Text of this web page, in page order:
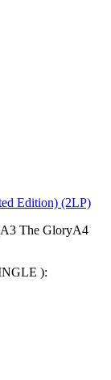
Edition) (2LP)
The GloryA4
):